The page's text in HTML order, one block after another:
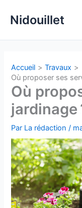
Nidouillet
Accueil
Travaux
Où proposer ses
Où
jardinage
Par La rédaction/